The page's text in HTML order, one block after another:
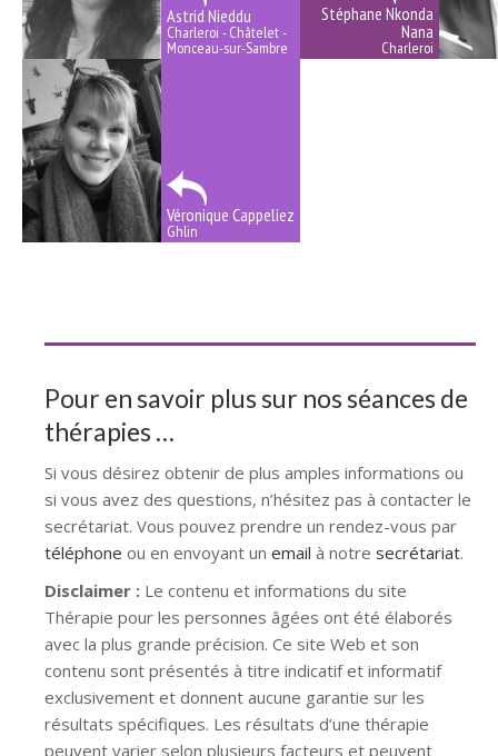
Astrid Nieddu
Charleroi - Châtelet -
Monceau-sur-Sambre
Stéphane Nkonda
Nana
Charleroi
Véronique Cappeliez
Ghlin
Pour en savoir plus sur nos séances de
thérapies …
Si vous désirez obtenir de plus amples informations ou
si vous avez des questions, n’hésitez pas à contacter le
secrétariat. Vous pouvez prendre un rendez-vous par
téléphone ou en envoyant un email à notre secrétariat.
Disclaimer : Le contenu et informations du site
Thérapie pour les personnes âgées ont été élaborés
avec la plus grande précision. Ce site Web et son
contenu sont présentés à titre indicatif et informatif
exclusivement et donnent aucune garantie sur les
résultats spécifiques. Les résultats d’une thérapie
peuvent varier selon plusieurs facteurs et peuvent